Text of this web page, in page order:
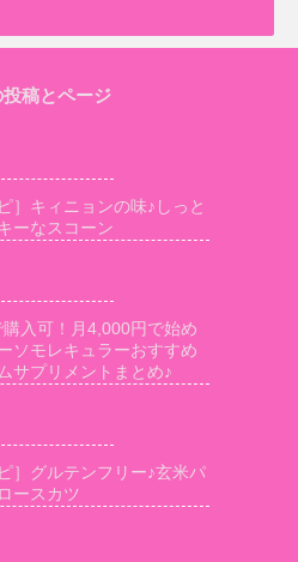
投稿とページ
］キィニョンの味♪しっと
ーなスコーン
入可！月4,000円で始め
ソモレキュラーおすすめ
サプリメントまとめ♪
］グルテンフリー♪玄米パ
ースカツ